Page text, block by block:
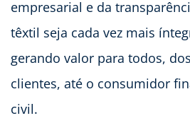
empresarial e da
têxtil seja cada vez mais
gerando valor para todos,
clientes, até o consumidor
civil.